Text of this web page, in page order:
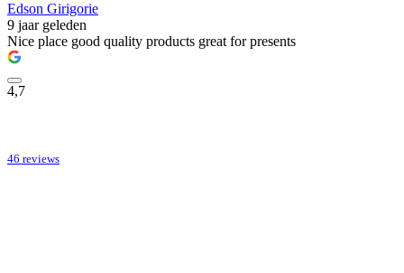
Edson Girigorie
9 jaar geleden
Nice place good quality products great for presents
4,7
46 reviews